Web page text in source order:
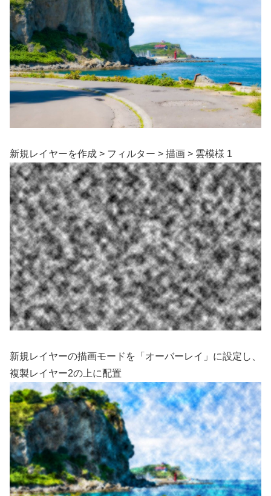
新規レイヤーを作成 > フィルター > 描画 > 雲模様 1
新規レイヤーの描画モードを「オーバーレイ」に設定し、
複製レイヤー2の上に配置